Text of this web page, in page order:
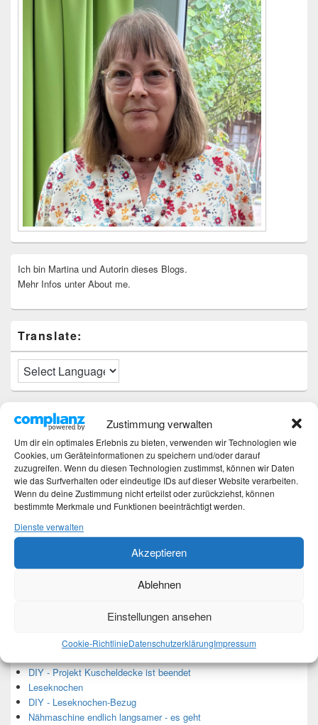
Zustimmung verwalten
Um dir ein optimales Erlebnis zu bieten, verwenden wir Technologien wie
Cookies, um Geräteinformationen zu speichern und/oder darauf
zuzugreifen. Wenn du diesen Technologien zustimmst, können wir Daten
wie das Surfverhalten oder eindeutige IDs auf dieser Website verarbeiten.
Wenn du deine Zustimmung nicht erteilst oder zurückziehst, können
bestimmte Merkmale und Funktionen beeinträchtigt werden.
Dienste verwalten
Akzeptieren
Ablehnen
Einstellungen ansehen
Cookie-RichtlinieDatenschutzerklärungImpressum
Ich bin Martina und Autorin dieses Blogs.
Mehr Infos unter About me.
Translate:
Neueste Beiträge
Hochzeitstage und ihre Bedeutung
Sturz – Nachtrag
Sturz mit Folgen
Gibt es was Neues?
Älter werden
Top-Beiträge und Top-Seiten
DIY - Projekt Kuscheldecke ist beendet
Leseknochen
DIY - Leseknochen-Bezug
Nähmaschine endlich langsamer - es geht